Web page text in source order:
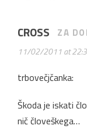
CROSS
11/02/2011 at
ZA
trbovečjčanka:
Škoda je iskati
nič človeškega…